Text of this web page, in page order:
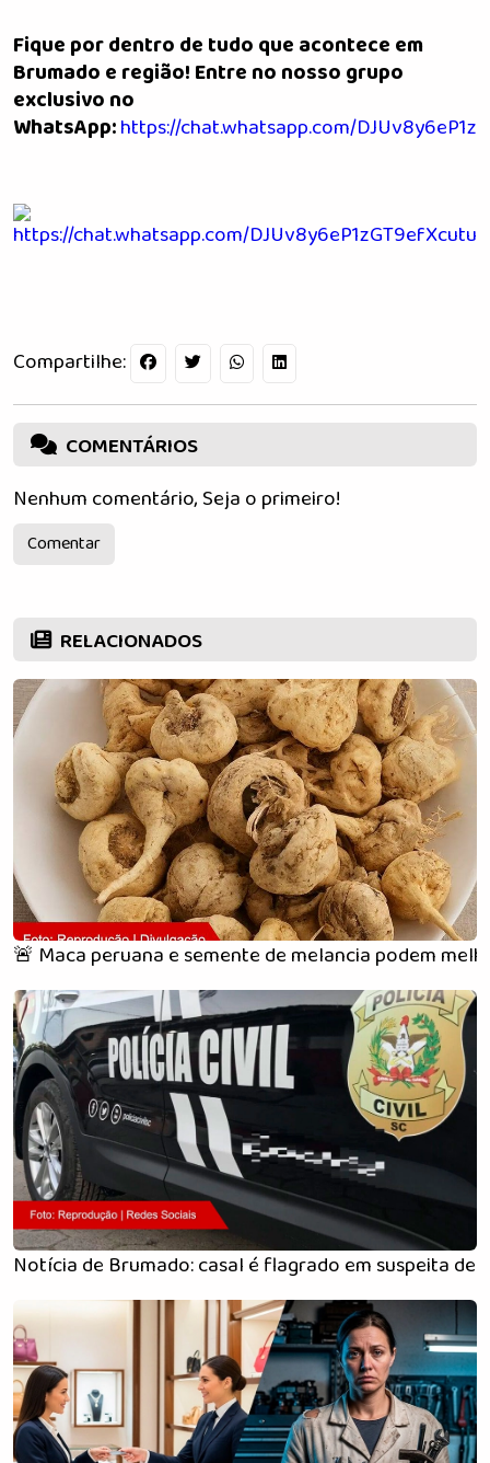
Fique por dentro de tudo que acontece em
Brumado e região! Entre no nosso grupo
exclusivo no
WhatsApp:https://chat.whatsapp.com/
Compartilhe:
COMENTÁRIOS
Nenhum comentário, Seja o primeiro!
Comentar
RELACIONADOS
🚨 Maca peruana e semente de melancia podem
Notícia de Brumado: casal é flagrado em suspeita de